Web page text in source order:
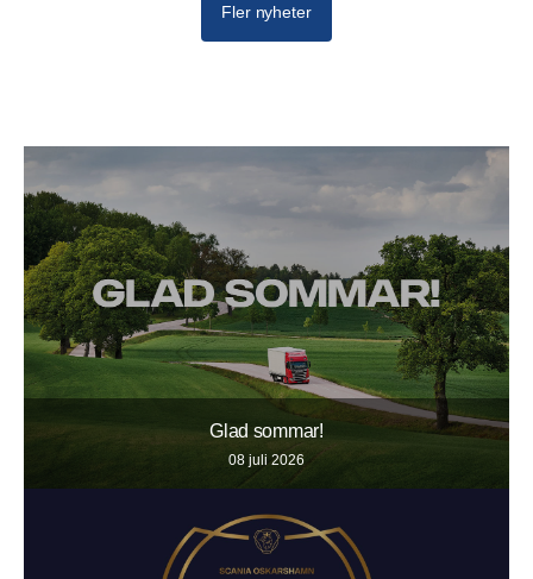
Fler nyheter
Glad sommar!
08 juli 2026